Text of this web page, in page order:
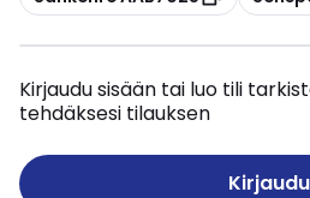
Kirjaudu sisään tai luo tili
tehdäksesi tilauksen
Kirjaudu